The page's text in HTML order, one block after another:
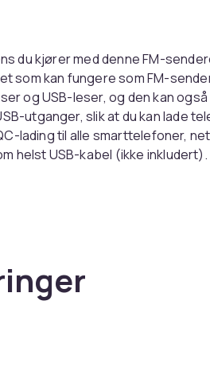
du kjører med denne FM-
som kan fungere som FM-
og USB-leser, og den kan
utganger, slik at du kan lade
lading til alle smarttelefoner,
helst USB-kabel (ikke inkludert).
for iOS/Android
til dypere bass ved å trykke på
maksimalt 32G